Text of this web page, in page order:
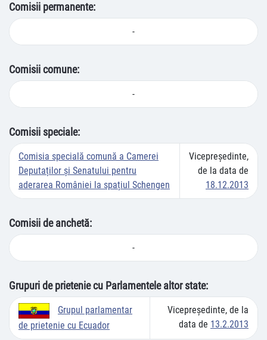
Comisii permanente:
-
Comisii comune:
-
Comisii speciale:
Comisia specială comună a Camerei
Deputaților și Senatului pentru
aderarea României la spațiul Schengen
Vicepreşedinte,
de la data de
18.12.2013
Comisii de anchetă:
-
Grupuri de prietenie cu Parlamentele altor state:
Grupul parlamentar
de prietenie cu Ecuador
Vicepreşedinte, de la
data de 13.2.2013